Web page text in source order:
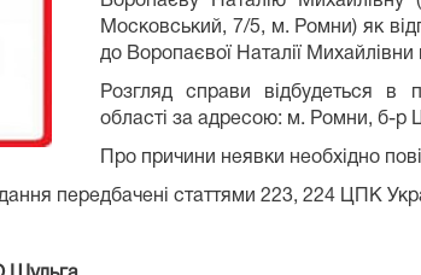
Московський, 7/5, м. Ромни) як
до Воропаєвої Наталії
Розгляд справи відбудеться в
області за адресою: м. Ромни, б-р
Про причини неявки необхідно
передбачені статтями 223, 224 ЦПК